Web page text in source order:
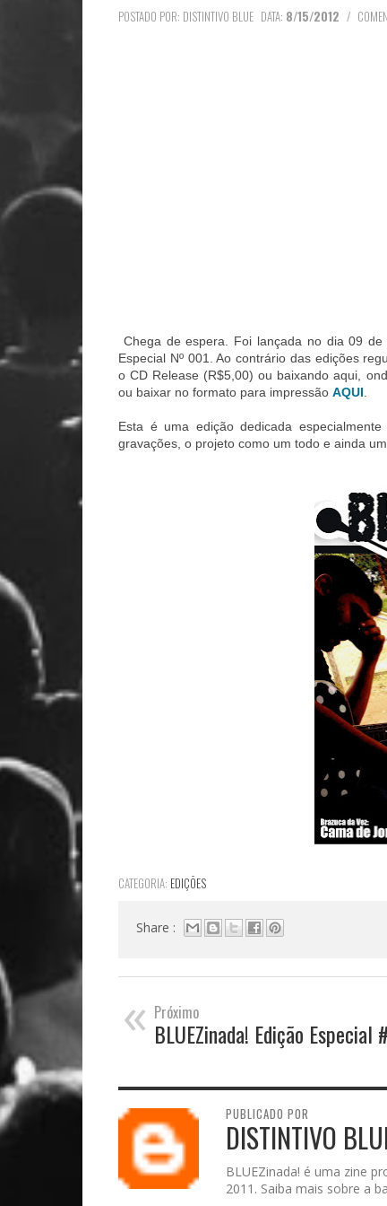
POSTADO POR: DISTINTIVO BLUE DATA: 8/15/2012 /
Chega de espera. Foi lançada no dia 09
Especial Nº 001. Ao contrário das edições
o CD Release (R$5,00) ou baixando aqui,
ou baixar no formato para impressão AQUI
Esta é uma edição dedicada
gravações, o projeto como um todo e ainda
CATEGORIA: EDIÇÕES
Share :
« Próximo
BLUEZinada! Edição Especial
PUBLICADO POR
DISTINTIVO
BLUEZinada! é uma zine
2011. Saiba mais sobre a